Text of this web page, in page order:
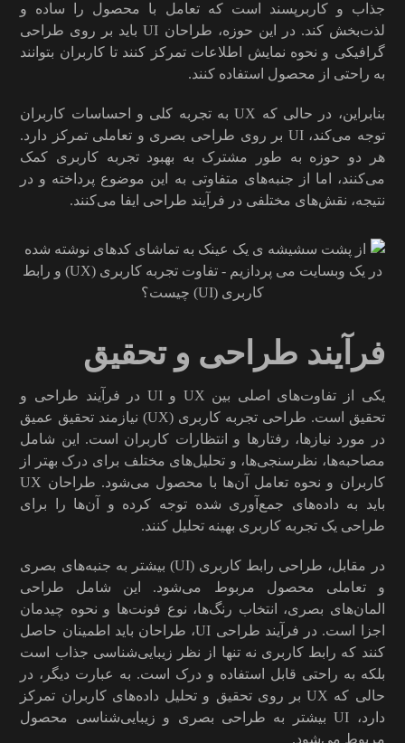
جذاب و کاربرپسند است که تعامل با محصول را ساده و
لذت‌بخش کند. در این حوزه، طراحان UI باید بر روی طراحی
گرافیکی و نحوه نمایش اطلاعات تمرکز کنند تا کاربران بتوانند
به راحتی از محصول استفاده کنند.
بنابراین، در حالی که UX به تجربه کلی و احساسات کاربران
توجه می‌کند، UI بر روی طراحی بصری و تعاملی تمرکز دارد.
هر دو حوزه به طور مشترک به بهبود تجربه کاربری کمک
می‌کنند، اما از جنبه‌های متفاوتی به این موضوع پرداخته و در
نتیجه، نقش‌های مختلفی در فرآیند طراحی ایفا می‌کنند.
فرآیند طراحی و تحقیق
یکی از تفاوت‌های اصلی بین UX و UI در فرآیند طراحی و
تحقیق است. طراحی تجربه کاربری (UX) نیازمند تحقیق عمیق
در مورد نیازها، رفتارها و انتظارات کاربران است. این شامل
مصاحبه‌ها، نظرسنجی‌ها، و تحلیل‌های مختلف برای درک بهتر از
کاربران و نحوه تعامل آن‌ها با محصول می‌شود. طراحان UX
باید به داده‌های جمع‌آوری شده توجه کرده و آن‌ها را برای
طراحی یک تجربه کاربری بهینه تحلیل کنند.
در مقابل، طراحی رابط کاربری (UI) بیشتر به جنبه‌های بصری
و تعاملی محصول مربوط می‌شود. این شامل طراحی
المان‌های بصری، انتخاب رنگ‌ها، نوع فونت‌ها و نحوه چیدمان
اجزا است. در فرآیند طراحی UI، طراحان باید اطمینان حاصل
کنند که رابط کاربری نه تنها از نظر زیبایی‌شناسی جذاب است
بلکه به راحتی قابل استفاده و درک است. به عبارت دیگر، در
حالی که UX بر روی تحقیق و تحلیل داده‌های کاربران تمرکز
دارد، UI بیشتر به طراحی بصری و زیبایی‌شناسی محصول
مربوط می‌شود.